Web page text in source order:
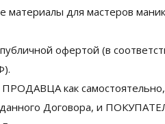
для мастеров
офертой (в
как
Договора, и